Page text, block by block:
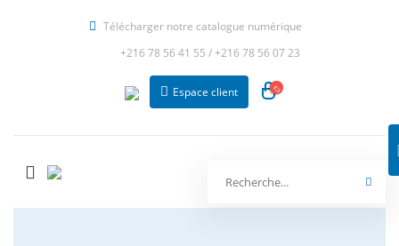
Télécharger notre catalogue numérique
+216 78 56 41 55 /+216 78 56 07 23
Espace client